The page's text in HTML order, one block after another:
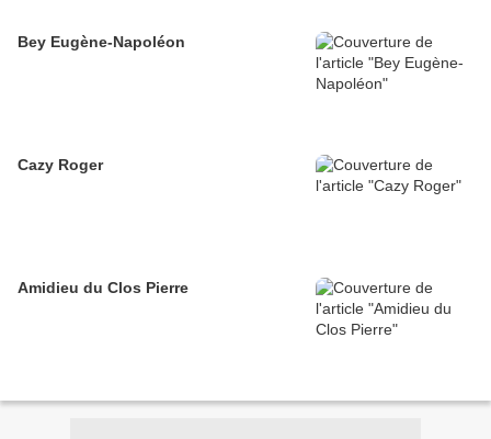
Bey Eugène-Napoléon
Cazy Roger
Amidieu du Clos Pierre